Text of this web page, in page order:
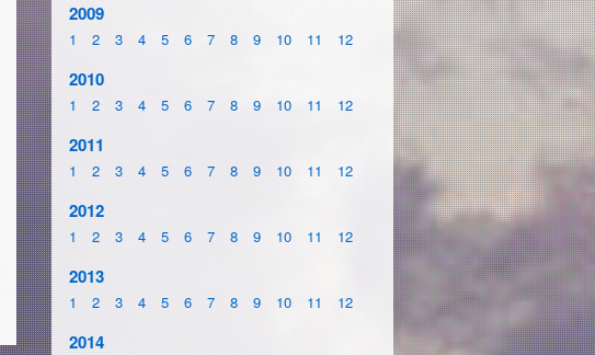
2009
1 2 3 4 5 6 7 8 9 10 11 12
2010
1 2 3 4 5 6 7 8 9 10 11 12
2011
1 2 3 4 5 6 7 8 9 10 11 12
2012
1 2 3 4 5 6 7 8 9 10 11 12
2013
1 2 3 4 5 6 7 8 9 10 11 12
2014